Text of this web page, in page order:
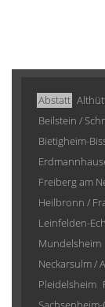
Abstatt
Beilstein /
Bietigheim-
Freiberg am
Heilbronn /
Leinfelden-
Mundelsheim
Neckarsulm /
Pleidelsheim